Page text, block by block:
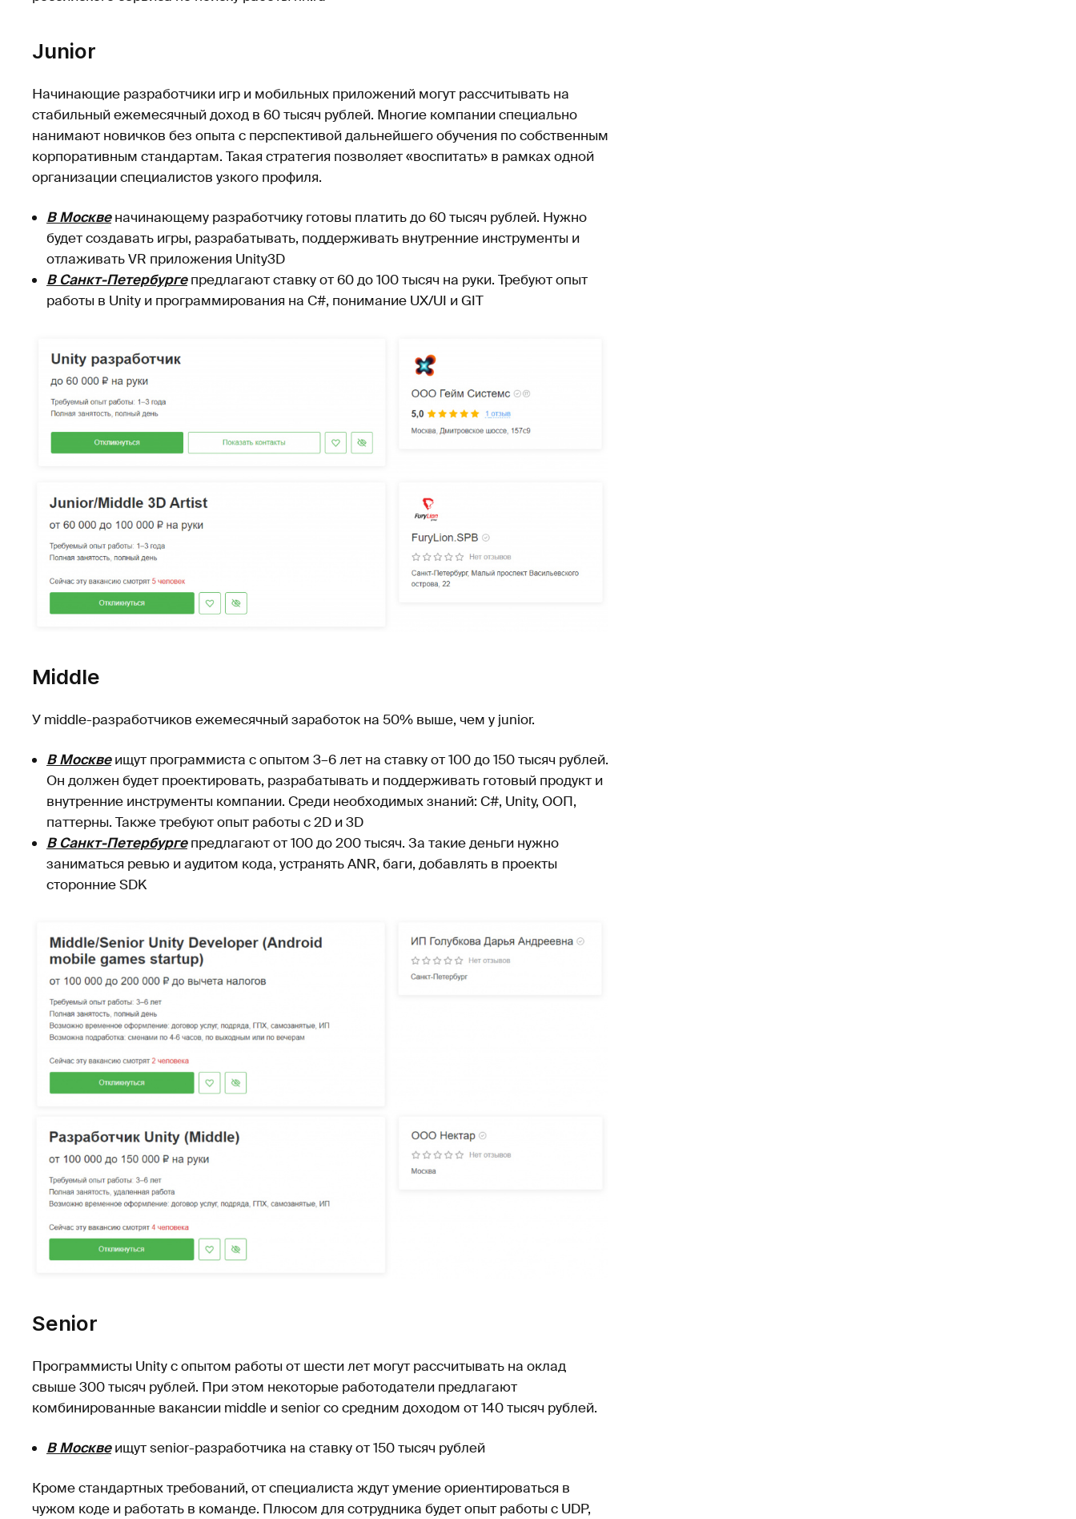
Junior
Начинающие разработчики игр и мобильных приложений могут рассчитывать на
стабильный ежемесячный доход в 60 тысяч рублей. Многие компании специально
нанимают новичков без опыта с перспективой дальнейшего обучения по собственным
корпоративным стандартам. Такая стратегия позволяет «воспитать» в рамках одной
организации специалистов узкого профиля.
В Москвеначинающему разработчику готовы платить до 60 тысяч рублей. Нужно
будет создавать игры, разрабатывать, поддерживать внутренние инструменты и
отлаживать VR приложения Unity3D
В Санкт-Петербургепредлагают ставку от 60 до 100 тысяч на руки. Требуют опыт
работы в Unity и программирования на C#, понимание UX/UI и GIT
Middle
У middle-разработчиков ежемесячный заработок на 50% выше, чем у junior.
В Москвеищут программиста с опытом 3–6 лет на ставку от 100 до 150 тысяч рублей.
Он должен будет проектировать, разрабатывать и поддерживать готовый продукт и
внутренние инструменты компании. Среди необходимых знаний: C#, Unity, ООП,
паттерны. Также требуют опыт работы с 2D и 3D
В Санкт-Петербургепредлагают от 100 до 200 тысяч. За такие деньги нужно
заниматься ревью и аудитом кода, устранять ANR, баги, добавлять в проекты
сторонние SDK
Senior
Программисты Unity с опытом работы от шести лет могут рассчитывать на оклад
свыше 300 тысяч рублей. При этом некоторые работодатели предлагают
комбинированные вакансии middle и senior со средним доходом от 140 тысяч рублей.
В Москвеищут senior-разработчика на ставку от 150 тысяч рублей
Кроме стандартных требований, от специалиста ждут умение ориентироваться в
чужом коде и работать в команде. Плюсом для сотрудника будет опыт работы с UDP,